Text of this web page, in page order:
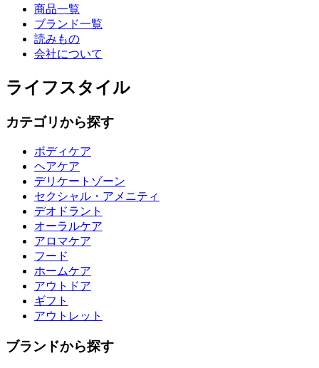
商品一覧
ブランド一覧
読みもの
会社について
ライフスタイル
カテゴリから探す
ボディケア
ヘアケア
デリケートゾーン
セクシャル・アメニティ
デオドラント
オーラルケア
アロマケア
フード
ホームケア
アウトドア
ギフト
アウトレット
ブランドから探す